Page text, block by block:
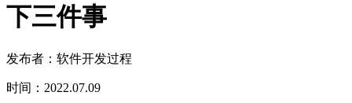
下三件事
发布者：软件开发过程
时间：2022.07.09